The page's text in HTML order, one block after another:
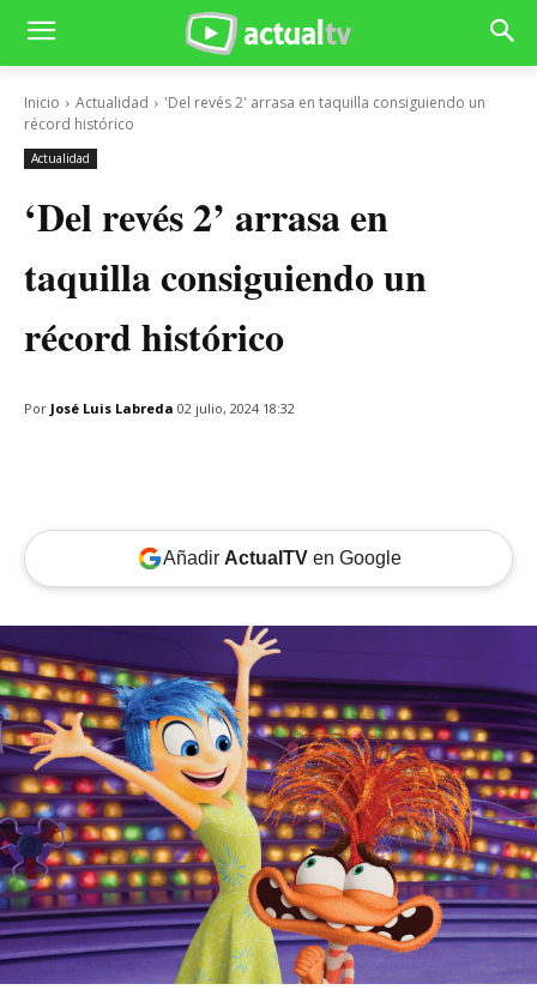
Inicio Actualidad
'Del revés 2' arrasa en taquilla consiguiendo un
récord histórico
Actualidad
‘Del revés 2’ arrasa en
taquilla consiguiendo un
récord histórico
Por José Luis Labreda 02 julio, 2024 18:32
Añadir ActualTVen Google